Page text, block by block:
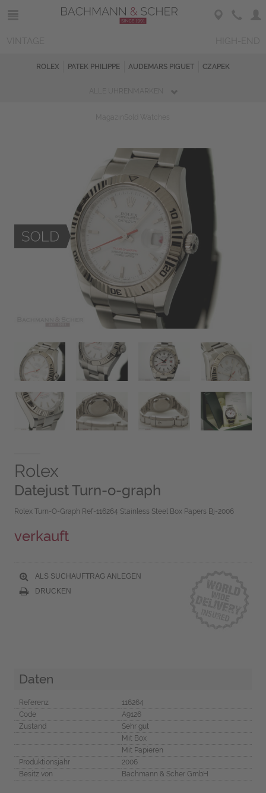
ROLEX PATEK PHILIPPE AUDEMARS PIGUET CZAPEK
Rolex
Datejust Turn-o-graph
Rolex Turn-O-Graph Ref-116264 Stainless Steel Box Papers Bj-2006
verkauft
ALS SUCHAUFTRAG ANLEGEN
DRUCKEN
Daten
Referenz
116264
Code
A9126
Zustand
Sehr gut
Mit Box
Mit Papieren
Produktionsjahr
2006
Besitz von
Bachmann & Scher GmbH